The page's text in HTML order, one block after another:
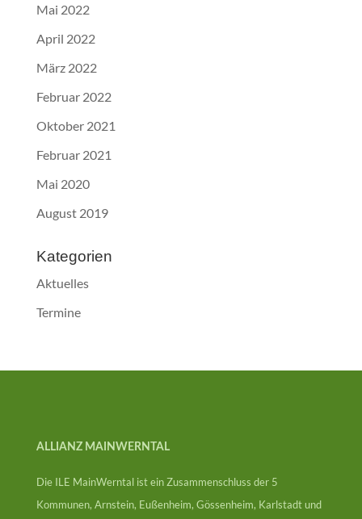
Mai 2022
April 2022
März 2022
Februar 2022
Oktober 2021
Februar 2021
Mai 2020
August 2019
Kategorien
Aktuelles
Termine
ALLIANZ MAINWERNTAL
Die ILE MainWerntal ist ein Zusammenschluss der 5
Kommunen, Arnstein, Eußenheim, Gössenheim, Karlstadt und